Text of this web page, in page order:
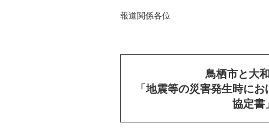
報道関係各位
鳥栖市と大
「地震等の災害発生時に
協定書